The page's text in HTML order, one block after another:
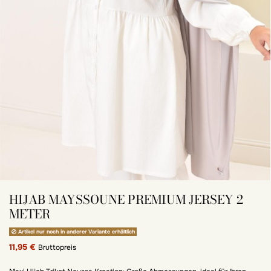
HIJAB MAYSSOUNE PREMIUM JERSEY 2
METER
Artikel nur noch in anderer Variante erhältlich
11,95 € Bruttopreis